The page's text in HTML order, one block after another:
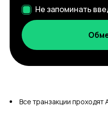
Не запоминать
Все транзакции проходят